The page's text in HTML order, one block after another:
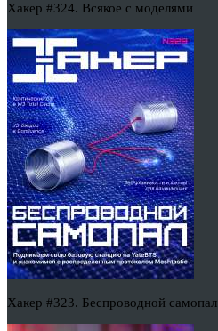
Хакер #324. Всякое с моделями
Хакер #323. Беспроводной самопал